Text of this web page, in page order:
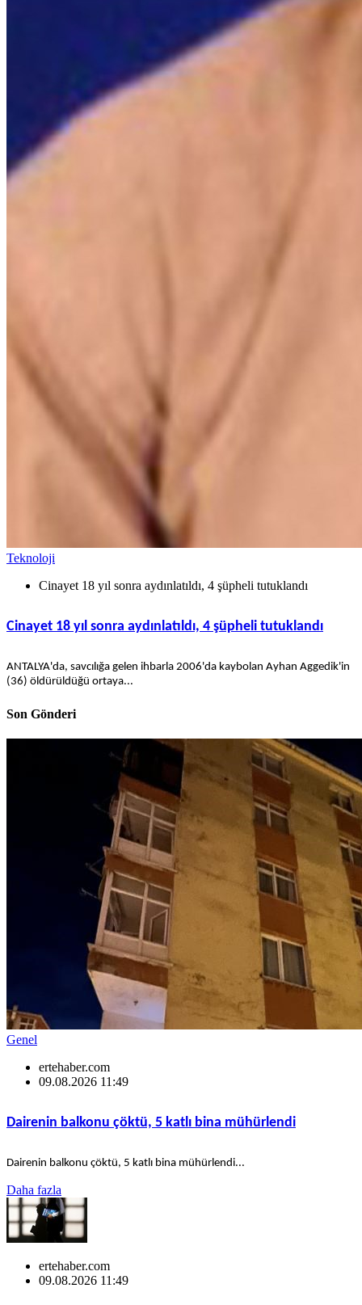
Teknoloji
Cinayet 18 yıl sonra aydınlatıldı, 4 şüpheli tutuklandı
Cinayet 18 yıl sonra aydınlatıldı, 4 şüpheli tutuklandı
ANTALYA'da, savcılığa gelen ihbarla 2006'da kaybolan Ayhan Aggedik'in
(36) öldürüldüğü ortaya...
Son Gönderi
Genel
ertehaber.com
09.08.2026 11:49
Dairenin balkonu çöktü, 5 katlı bina mühürlendi
Dairenin balkonu çöktü, 5 katlı bina mühürlendi...
Daha fazla
ertehaber.com
09.08.2026 11:49